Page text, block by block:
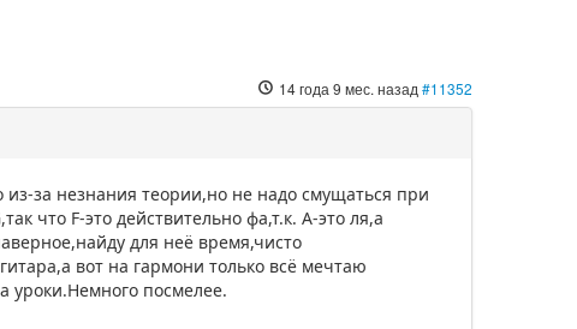
14 года 9 мес. назад #11352
за незнания теории,но не надо смущаться при
что F-это действительно фа,т.к. А-это ля,а
для неё время,чисто
вот на гармони только всё мечтаю
уроки.Немного посмелее.